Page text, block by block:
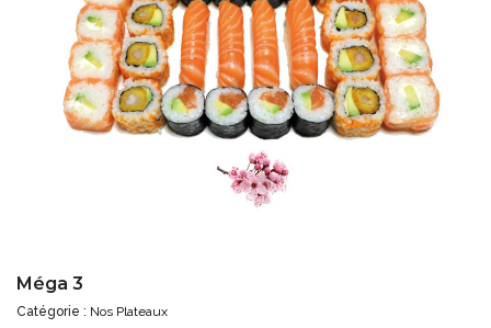
Méga 3
Catégorie : Nos Plateaux